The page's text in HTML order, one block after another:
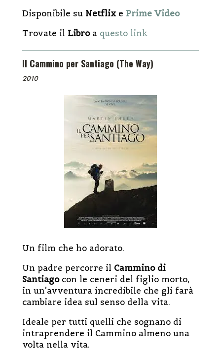
Disponibile su Netflixe Prime Video
Trovate il Libroa questo link
Il Cammino per Santiago (The Way)
2010
Un film che ho adorato.
Un padre percorre il Cammino di
Santiagocon le ceneri del figlio morto,
in un’avventura incredibile che gli farà
cambiare idea sul senso della vita.
Ideale per tutti quelli che sognano di
intraprendere il Cammino almeno una
volta nella vita.